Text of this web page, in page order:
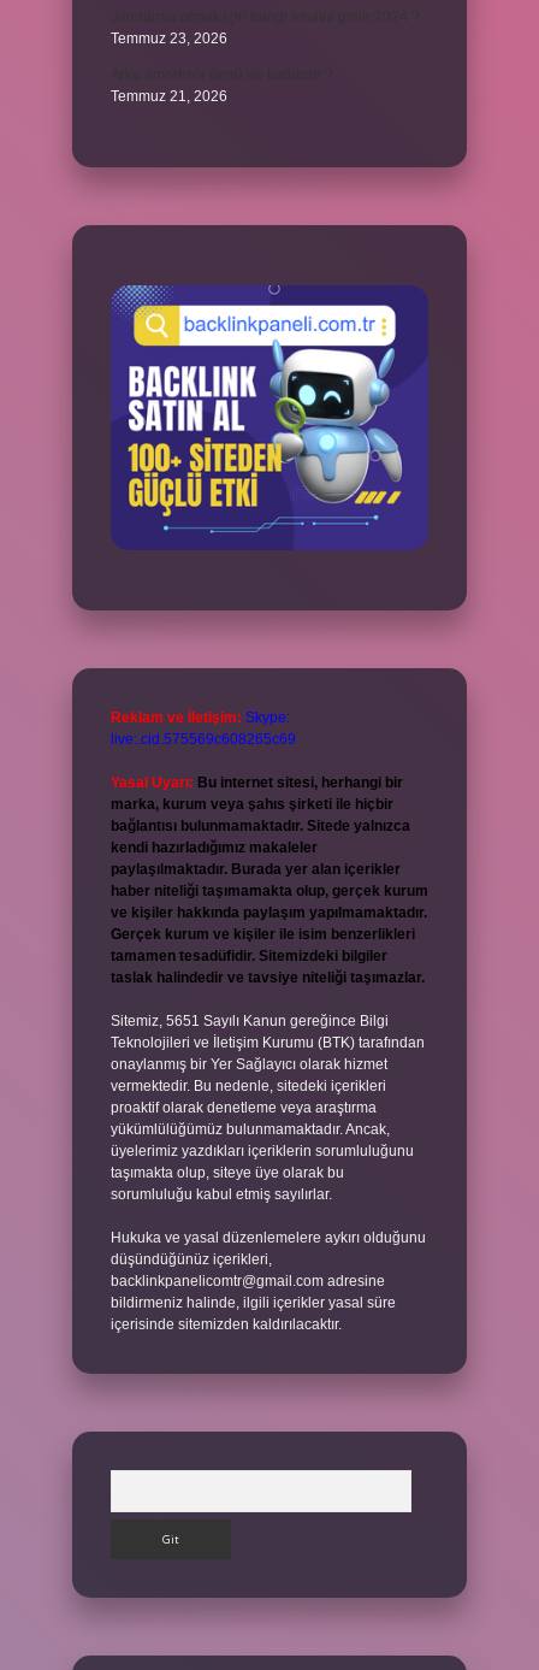
Temmuz 23, 2026
Temmuz 21, 2026
Reklam ve İletişim: Skype:
live:.cid.575569c608265c69
Yasal Uyarı: Bu internet sitesi, herhangi bir
marka, kurum veya şahıs şirketi ile hiçbir
bağlantısı bulunmamaktadır. Sitede yalnızca
kendi hazırladığımız makaleler
paylaşılmaktadır. Burada yer alan içerikler
haber niteliği taşımamakta olup, gerçek kurum
ve kişiler hakkında paylaşım yapılmamaktadır.
Gerçek kurum ve kişiler ile isim benzerlikleri
tamamen tesadüfidir. Sitemizdeki bilgiler
taslak halindedir ve tavsiye niteliği taşımazlar.
Sitemiz, 5651 Sayılı Kanun gereğince Bilgi
Teknolojileri ve İletişim Kurumu (BTK) tarafından
onaylanmış bir Yer Sağlayıcı olarak hizmet
vermektedir. Bu nedenle, sitedeki içerikleri
proaktif olarak denetleme veya araştırma
yükümlülüğümüz bulunmamaktadır. Ancak,
üyelerimiz yazdıkları içeriklerin sorumluluğunu
taşımakta olup, siteye üye olarak bu
sorumluluğu kabul etmiş sayılırlar.
Hukuka ve yasal düzenlemelere aykırı olduğunu
düşündüğünüz içerikleri,
backlinkpanelicomtr@gmail.com adresine
bildirmeniz halinde, ilgili içerikler yasal süre
içerisinde sitemizden kaldırılacaktır.